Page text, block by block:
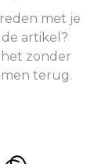
met je
artikel?
zonder
terug.